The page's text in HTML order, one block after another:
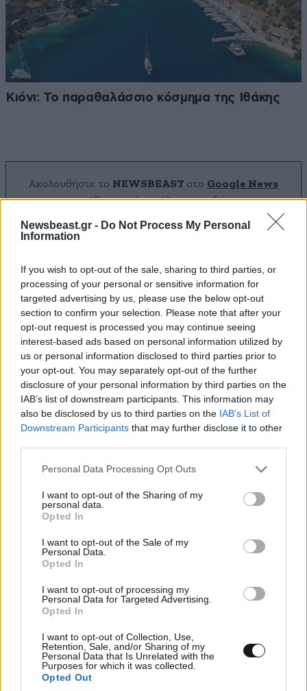
Newsbeast.gr - Do Not Process My Personal
Information
If you wish to opt-out of the sale, sharing to third parties, or
processing of your personal or sensitive information for
targeted advertising by us, please use the below opt-out
section to confirm your selection. Please note that after your
opt-out request is processed you may continue seeing
interest-based ads based on personal information utilized by
us or personal information disclosed to third parties prior to
your opt-out. You may separately opt-out of the further
disclosure of your personal information by third parties on the
IAB’s list of downstream participants. This information may
also be disclosed by us to third parties on the IAB’s List of
Downstream Participants that may further disclose it to other
Please note that this website/app uses one or more Google
not limited to your visit or usage behaviour. You may click to
grant or deny consent to Google and its third-party tags to
use your data for below specified purposes in below Google
consent section.
Personal Data Processing Opt Outs
I want to opt-out of the Sharing of my
personal data.
Opted In
I want to opt-out of the Sale of my
Personal Data.
Opted In
I want to opt-out of processing my
Personal Data for Targeted Advertising.
Opted In
I want to opt-out of Collection, Use,
Retention, Sale, and/or Sharing of my
Personal Data that Is Unrelated with the
Purposes for which it was collected.
Opted Out
Κιόνι: Το παραθαλάσσιο κόσμημα της Ιθάκης
Ακολουθήστε το NEWSBEAST στο Google News
και μάθετε πρώτοι όλες τις ειδήσεις
ΠΡΟΣΘΕΣΤΕ ΤΟ ΣΧΟΛΙΟ ΣΑΣ